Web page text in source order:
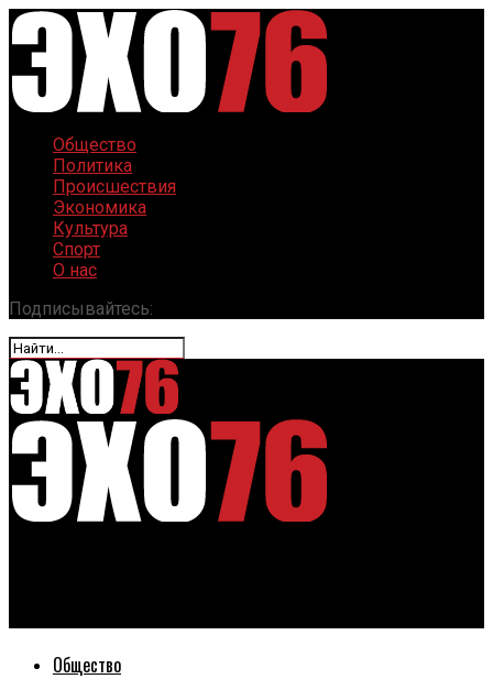
Общество
Политика
Происшествия
Экономика
Культура
Спорт
О нас
Подписывайтесь:
Общество